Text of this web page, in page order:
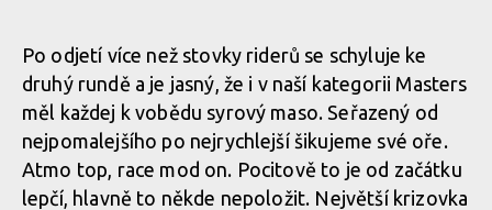
Report z Czech Downtown Series: Svatou horou nejrychleji
prolétl Leták
Po odjetí více než stovky riderů se schyluje ke
druhý rundě a je jasný, že i v naší kategorii Masters
měl každej k vobědu syrový maso. Seřazený od
nejpomalejšího po nejrychlejší šikujeme své oře.
Atmo top, race mod on. Pocitově to je od začátku
lepčí, hlavně to někde nepoložit. Největší krizovka